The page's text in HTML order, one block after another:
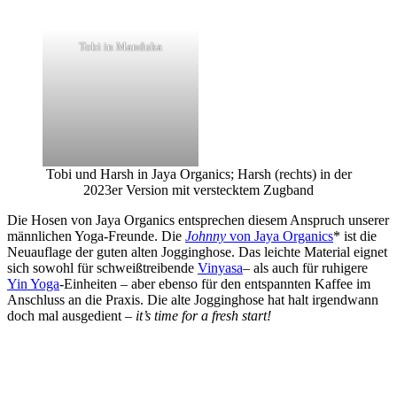
Tobi in Manduka
Tobi und Harsh in Jaya Organics; Harsh (rechts) in der
2023er Version mit verstecktem Zugband
Die Hosen von Jaya Organics entsprechen diesem Anspruch unserer
männlichen Yoga-Freunde. Die Johnny von Jaya Organics* ist die
Neuauflage der guten alten Jogginghose. Das leichte Material eignet
sich sowohl für schweißtreibende Vinyasa– als auch für ruhigere
Yin Yoga-Einheiten – aber ebenso für den entspannten Kaffee im
Anschluss an die Praxis. Die alte Jogginghose hat halt irgendwann
doch mal ausgedient – it’s time for a fresh start!